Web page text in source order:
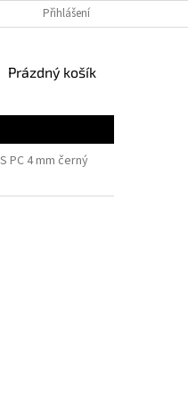
VRÁCENÍ ZBOŽÍ A
Přihlášení
NÁKUPNÍ
Prázdný košík
PC 4 mm černý